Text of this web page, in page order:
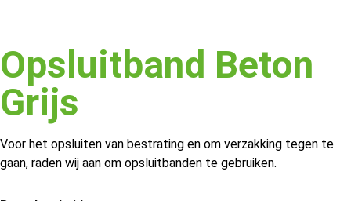
Opsluitband Beton
Grijs
Voor het opsluiten van bestrating en om verzakking tegen te
gaan, raden wij aan om opsluitbanden te gebruiken.